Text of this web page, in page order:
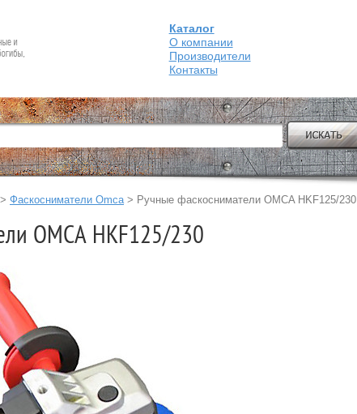
Каталог
О компании
Производители
Контакты
> Фаскосниматели Omca> Ручные фаскосниматели OMCA HKF125/230
OMCA HKF125/230